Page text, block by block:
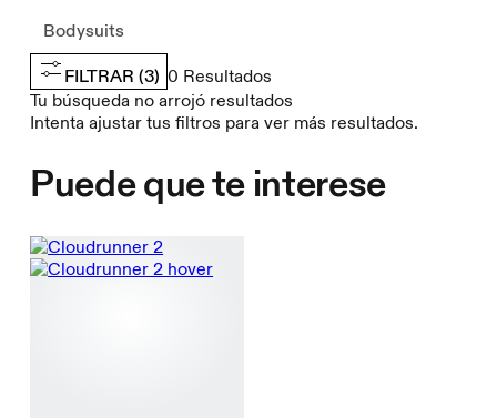
Bodysuits
FILTRAR (3) 0 Resultados
Tu búsqueda no arrojó resultados
Intenta ajustar tus filtros para ver más resultados.
Puede que te interese